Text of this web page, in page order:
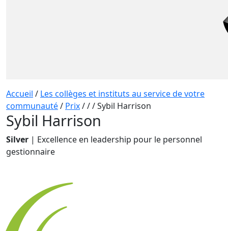
Accueil / Les collèges et instituts au service de votre
communauté/ Prix///Sybil Harrison
Sybil Harrison
Silver | Excellence en leadership pour le personnel
gestionnaire